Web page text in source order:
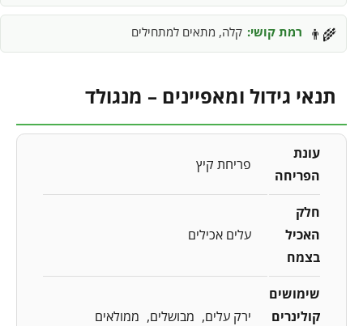
👨‍🌾 רמת קושי: קלה, מתאים למתחילים
תנאי גידול ומאפיינים – מנגולד
עונת
הפריחה
פריחת קיץ
חלק
האכיל
בצמח
עלים אכילים
שימושים
קולינרים
ירק עלים מבושלים ממולאים